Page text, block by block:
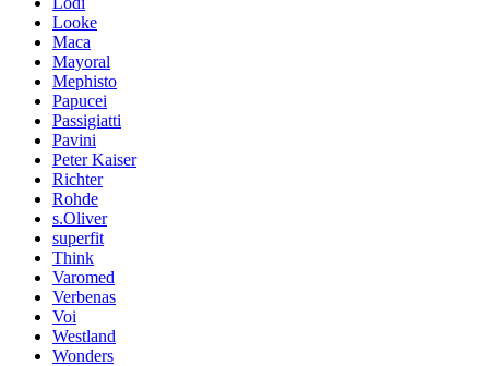
Looke
Maca
Mayoral
Mephisto
Papucei
Passigiatti
Pavini
Peter Kaiser
Richter
Rohde
s.Oliver
superfit
Think
Varomed
Verbenas
Voi
Westland
Wonders